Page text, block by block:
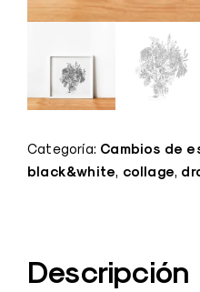
Categoría: Cambios de
black&white, collage,
Descripción